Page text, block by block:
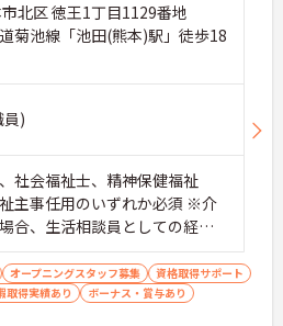
北区 徳王1丁目1129番地
菊池線「池田(熊本)駅」徒歩18
員)
社会福祉士、精神保健福祉
主事任用のいずれか必須 ※介
合、生活相談員としての経験
護職員としての経験は5年程度
オープニングスタッフ募集
資格取得サポート
取得実績あり
ボーナス・賞与あり